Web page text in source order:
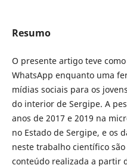
Resumo
O presente artigo teve
WhatsApp enquanto uma
mídias sociais para os
do interior de Sergipe. A
anos de 2017 e 2019 na
no Estado de Sergipe, e os
neste trabalho científico
conteúdo realizada a partir